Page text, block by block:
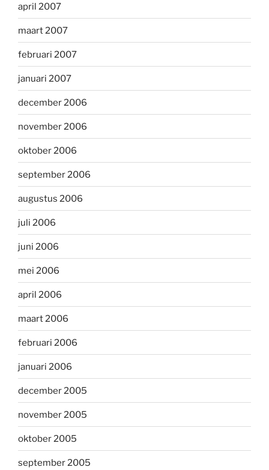
april 2007
maart 2007
februari 2007
januari 2007
december 2006
november 2006
oktober 2006
september 2006
augustus 2006
juli 2006
juni 2006
mei 2006
april 2006
maart 2006
februari 2006
januari 2006
december 2005
november 2005
oktober 2005
september 2005